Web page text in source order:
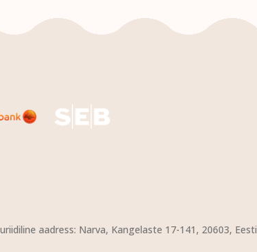
aadress: Narva, Kangelaste 17-141, 20603, Eesti